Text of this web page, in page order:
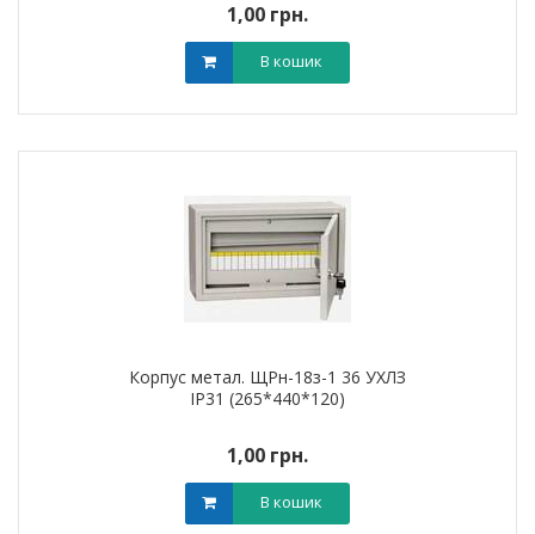
1,00 грн.
В кошик
Корпус метал. ЩРн-18з-1 36 УХЛЗ
IP31 (265*440*120)
1,00 грн.
В кошик